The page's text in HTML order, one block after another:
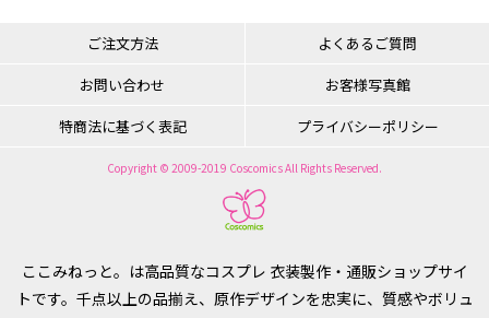
ご注文方法
よくあるご質問
お問い合わせ
お客様写真館
特商法に基づく表記
プライバシーポリシー
Copyright © 2009-2019 Coscomics All Rights Reserved.
ここみねっと。は高品質なコスプレ 衣装製作・通販ショップサイ
トです。千点以上の品揃え、原作デザインを忠実に、質感やボリュ